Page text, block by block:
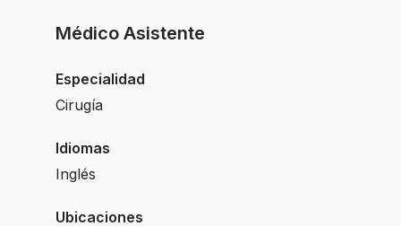
Médico Asistente
Especialidad
Cirugía
Idiomas
Inglés
Ubicaciones